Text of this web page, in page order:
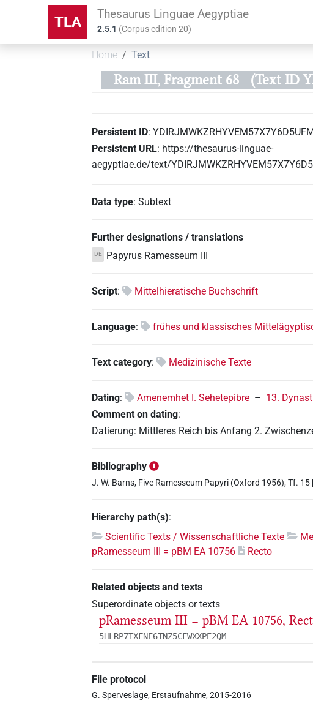
TLA Thesaurus Linguae Aegyptiae
2.5.1 (Corpus edition20)
Home Text
Ram III, Fragment 68 (Text ID
Persistent ID:
Persistent URL: https://thesaurus-linguae-
aegyptiae.de/text/
Data type:Subtext
Further designations / translations
DE Papyrus Ramesseum III
Script: Mittelhieratische Buchschrift
Language: frühes und klassisches
Text category: Medizinische Texte
Dating: Amenemhet I. Sehetepibre – 13.
Comment on dating:
Datierung: Mittleres Reich bis Anfang 2.
Bibliography
J. W. Barns, Five Ramesseum Papyri (Oxford 1956), Tf. 15
Hierarchy path(s):
Scientific Texts / Wissenschaftliche Texte
pRamesseum III = pBM EA 10756
Recto
Related objects and texts
Superordinate objects or texts
pRamesseum III = pBM EA 10756,
5HLRP7TXFNE6TNZ5CFWXXPE2QM
File protocol
G. Sperveslage, Erstaufnahme, 2015-2016